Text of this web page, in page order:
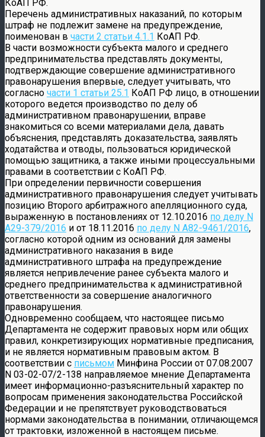
КоАП РФ.
Перечень административных наказаний, по которым
штраф не подлежит замене на предупреждение,
поименован в части 2 статьи 4.1.1 КоАП РФ.
В части возможности субъекта малого и среднего
предпринимательства представлять документы,
подтверждающие совершение административного
правонарушения впервые, следует учитывать, что
согласно части 1 статьи 25.1 КоАП РФ лицо, в отношении
которого ведется производство по делу об
административном правонарушении, вправе
знакомиться со всеми материалами дела, давать
объяснения, представлять доказательства, заявлять
ходатайства и отводы, пользоваться юридической
помощью защитника, а также иными процессуальными
правами в соответствии с КоАП РФ.
При определении первичности совершения
административного правонарушения следует учитывать
позицию Второго арбитражного апелляционного суда,
выраженную в постановлениях от 12.10.2016 по делу N
А29-379/2016 и от 18.11.2016 по делу N А82-9461/2016,
согласно которой одним из оснований для замены
административного наказания в виде
административного штрафа на предупреждение
является непривлечение ранее субъекта малого и
среднего предпринимательства к административной
ответственности за совершение аналогичного
правонарушения.
Одновременно сообщаем, что настоящее письмо
Департамента не содержит правовых норм или общих
правил, конкретизирующих нормативные предписания,
и не является нормативным правовым актом. В
соответствии с письмом Минфина России от 07.08.2007
N 03-02-07/2-138 направляемое мнение Департамента
имеет информационно-разъяснительный характер по
вопросам применения законодательства Российской
Федерации и не препятствует руководствоваться
нормами законодательства в понимании, отличающемся
от трактовки, изложенной в настоящем письме.